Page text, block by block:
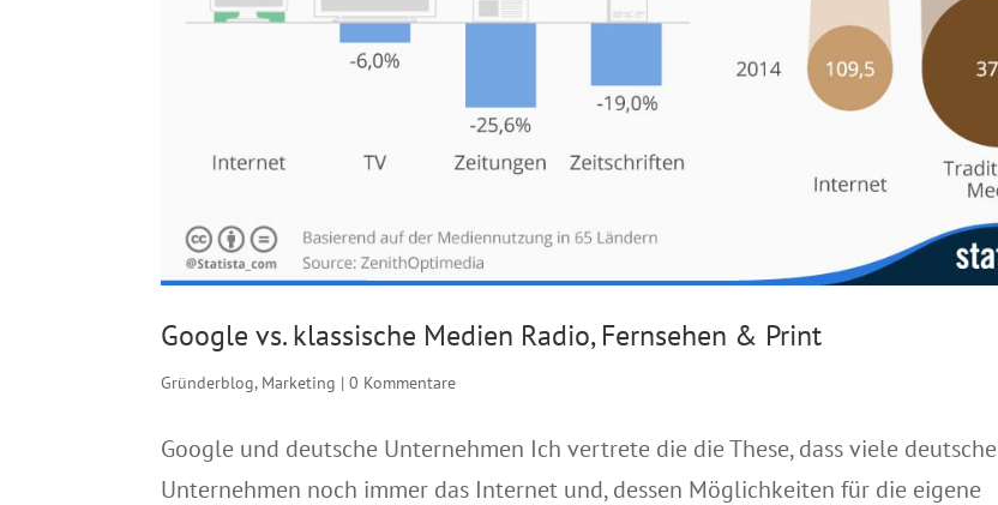
Google vs. klassische Medien Radio, Fernsehen & Print
Gründerblog, Marketing |0 Kommentare
Google und deutsche Unternehmen Ich vertrete die die These, dass viele deutsche
Unternehmen noch immer das Internet und, dessen Möglichkeiten für die eigene